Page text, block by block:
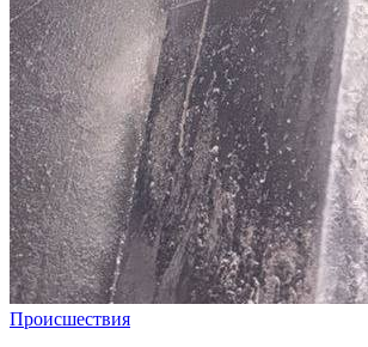
Происшествия